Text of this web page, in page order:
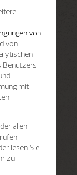
von
von
Benutzers
mit
allen
lesen Sie
zu